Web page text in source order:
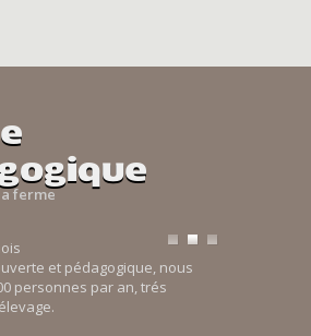
ferme
et pédagogique, nous
personnes par an, trés